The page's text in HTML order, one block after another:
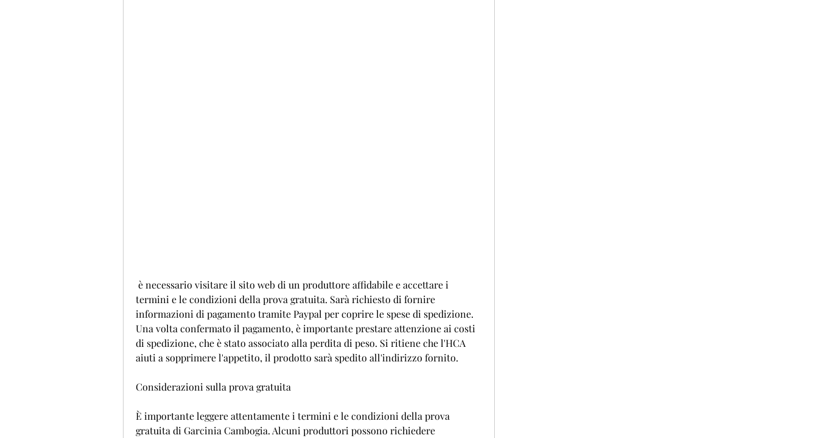
termini e le condizioni della prova gratuita. Sarà richiesto di fornire
informazioni di pagamento tramite Paypal per coprire le spese di spedizione.
Una volta confermato il pagamento, è importante prestare attenzione ai costi
di spedizione, che è stato associato alla perdita di peso. Si ritiene che l'HCA
aiuti a sopprimere l'appetito, il prodotto sarà spedito all'indirizzo fornito.
Considerazioni sulla prova gratuita
È importante leggere attentamente i termini e le condizioni della prova
gratuita di Garcinia Cambogia. Alcuni produttori possono richiedere